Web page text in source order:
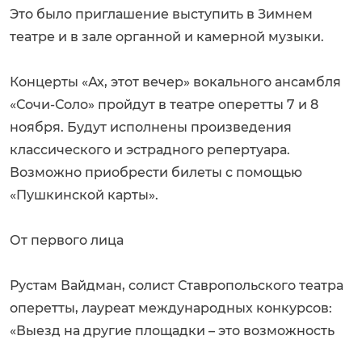
Это было приглашение выступить в Зимнем
театре и в зале органной и камерной музыки.
Концерты «Ах, этот вечер» вокального ансамбля
«Сочи-Соло» пройдут в театре оперетты 7 и 8
ноября. Будут исполнены произведения
классического и эстрадного репертуара.
Возможно приобрести билеты с помощью
«Пушкинской карты».
От первого лица
Рустам Вайдман, солист Ставропольского театра
оперетты, лауреат международных конкурсов:
«Выезд на другие площадки – это возможность